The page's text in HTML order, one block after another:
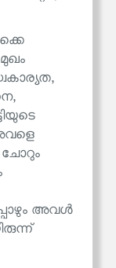
ചോറും
അവൾ